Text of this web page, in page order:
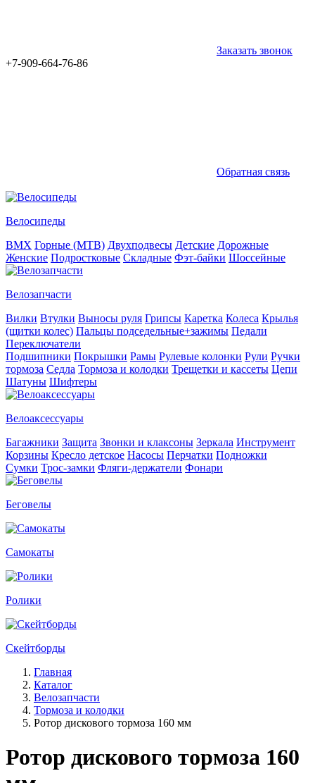
Заказать звонок
+7-909-664-76-86
Обратная связь
Велосипеды
BMX Горные (MTB) Двухподвесы Детские Дорожные
Женские Подростковые Складные Фэт-байки Шоссейные
Велозапчасти
Вилки Втулки Выносы руля Грипсы Каретка Колеса Крылья
(щитки колес) Пальцы подседельные+зажимы Педали
Переключатели
Подшипники Покрышки Рамы Рулевые колонки Рули Ручки
тормоза Седла Тормоза и колодки Трещетки и кассеты Цепи
Шатуны Шифтеры
Велоаксессуары
Багажники Защита Звонки и клаксоны Зеркала Инструмент
Корзины Кресло детское Насосы Перчатки Подножки
Сумки Трос-замки Фляги-держатели Фонари
Беговелы
Самокаты
Ролики
Скейтборды
Главная
Каталог
Велозапчасти
Тормоза и колодки
Ротор дискового тормоза 160 мм
Ротор дискового тормоза 160